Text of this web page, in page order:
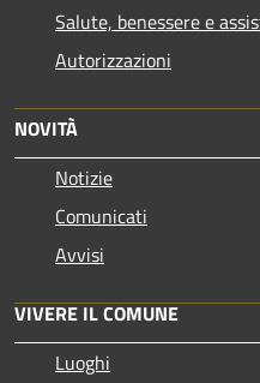
Salute, benessere e
Autorizzazioni
NOVITÀ
Notizie
Comunicati
Avvisi
VIVERE IL COMUNE
Luoghi